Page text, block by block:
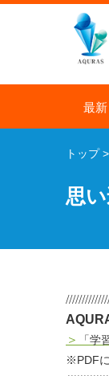
最
トップ>
思
＞
「
※PDF